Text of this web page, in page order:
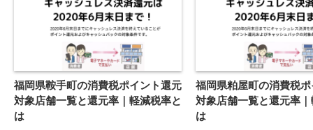
福岡県鞍手町の消費税ポイント還元
対象店舗一覧と還元率｜軽減税率と
は
福岡県粕屋町の消費税
対象店舗一覧と還元率
は